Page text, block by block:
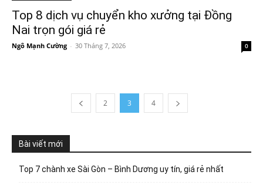
Top 8 dịch vụ chuyển kho xưởng tại Đồng
Nai trọn gói giá rẻ
Ngô Mạnh Cường - 30 Tháng 7, 2026 0
2 3 4
Bài viết mới
Top 7 chành xe Sài Gòn – Bình Dương uy tín, giá rẻ nhất